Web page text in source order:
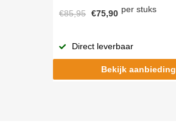
€85,95 €75,90 per stuks
Direct leverbaar
Bekijk aanbieding